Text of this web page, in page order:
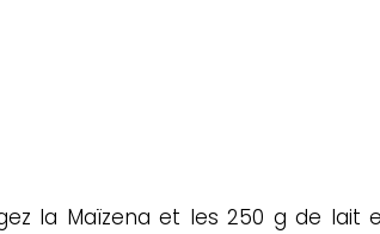
la Maïzena et les 250 g de lait